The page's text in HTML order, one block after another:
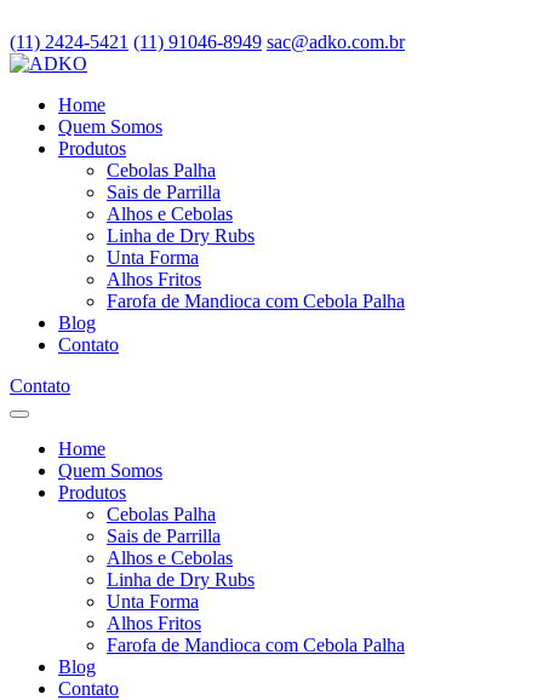
(11) 2424-5421 (11) 91046-8949 sac@adko.com.br
Home
Quem Somos
Produtos
Cebolas Palha
Sais de Parrilla
Alhos e Cebolas
Linha de Dry Rubs
Unta Forma
Alhos Fritos
Farofa de Mandioca com Cebola Palha
Blog
Contato
Contato
Home
Quem Somos
Produtos
Cebolas Palha
Sais de Parrilla
Alhos e Cebolas
Linha de Dry Rubs
Unta Forma
Alhos Fritos
Farofa de Mandioca com Cebola Palha
Blog
Contato